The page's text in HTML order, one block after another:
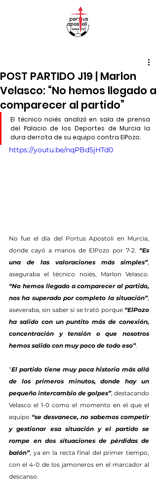
POST PARTIDO J19 | Marlon
Velasco: “No hemos llegado a
comparecer al partido”
El técnico noiés analizó en sala de prensa
del Palacio de los Deportes de Murcia la
dura derrota de su equipo contra ElPozo.
https://youtu.be/nqPBd5jHTd0
No fue el día del Portus Apostoli en Murcia,
donde cayó a manos de ElPozo por 7-2. “Es
una de las valoraciones más simples”,
“No hemos llegado a comparecer al partido,
nos ha superado por completo la situación”,
aseveraba, sin saber si se trató porque “ElPozo
ha salido con un puntito más de conexión,
concentración y tensión o que nosotros
hemos salido con muy poco de todo eso”.
“El partido tiene muy poca historia más allá
de los primeros minutos, donde hay un
pequeño intercambio de golpes”, destacando
Velasco el 1-0 como el momento en el que el
equipo “se desvanece, no sabemos competir
y gestionar esa situación y el partido se
rompe en dos situaciones de pérdidas de
balón”, ya en la recta final del primer tiempo,
con el 4-0 de los jamoneros en el marcador al
descanso.